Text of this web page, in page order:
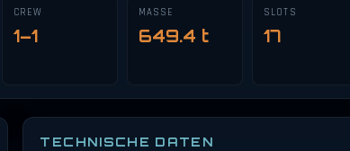
CREW
1–1
MASSE
649.4 t
SLOTS
17
TECHNISCHE DATEN